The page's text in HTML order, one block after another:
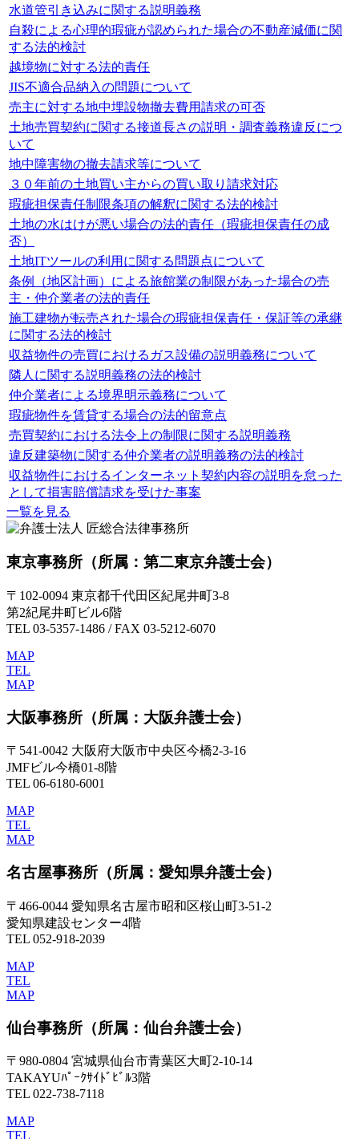
水道管引き込みに関する説明義務
自殺による心理的瑕疵が認められた場合の不動産減価に関
する法的検討
越境物に対する法的責任
JIS不適合品納入の問題について
売主に対する地中埋設物撤去費用請求の可否
土地売買契約に関する接道長さの説明・調査義務違反につ
いて
地中障害物の撤去請求等について
３０年前の土地買い主からの買い取り請求対応
瑕疵担保責任制限条項の解釈に関する法的検討
土地の水はけが悪い場合の法的責任（瑕疵担保責任の成
否）
土地ITツールの利用に関する問題点について
条例（地区計画）による旅館業の制限があった場合の売
主・仲介業者の法的責任
施工建物が転売された場合の瑕疵担保責任・保証等の承継
に関する法的検討
収益物件の売買におけるガス設備の説明義務について
隣人に関する説明義務の法的検討
仲介業者による境界明示義務について
瑕疵物件を賃貸する場合の法的留意点
売買契約における法令上の制限に関する説明義務
違反建築物に関する仲介業者の説明義務の法的検討
収益物件におけるインターネット契約内容の説明を怠った
として損害賠償請求を受けた事案
一覧を見る
東京事務所 （所属：第二東京弁護士会）
〒102-0094 東京都千代田区紀尾井町3-8
第2紀尾井町ビル6階
TEL 03-5357-1486 / FAX 03-5212-6070
MAP
TEL
MAP
大阪事務所 （所属：大阪弁護士会）
〒541-0042 大阪府大阪市中央区今橋2-3-16
JMFビル今橋01-8階
TEL 06-6180-6001
MAP
TEL
MAP
名古屋事務所 （所属：愛知県弁護士会）
〒466-0044 愛知県名古屋市昭和区桜山町3-51-2
愛知県建設センター4階
TEL 052-918-2039
MAP
TEL
MAP
仙台事務所 （所属：仙台弁護士会）
〒980-0804 宮城県仙台市青葉区大町2-10-14
TAKAYUﾊﾟｰｸｻｲﾄﾞﾋﾞﾙ3階
TEL 022-738-7118
MAP
TEL